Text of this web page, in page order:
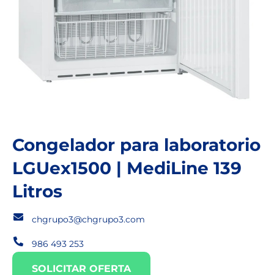
Congelador para laboratorio
LGUex1500 | MediLine 139
Litros
chgrupo3@chgrupo3.com
986 493 253
SOLICITAR OFERTA